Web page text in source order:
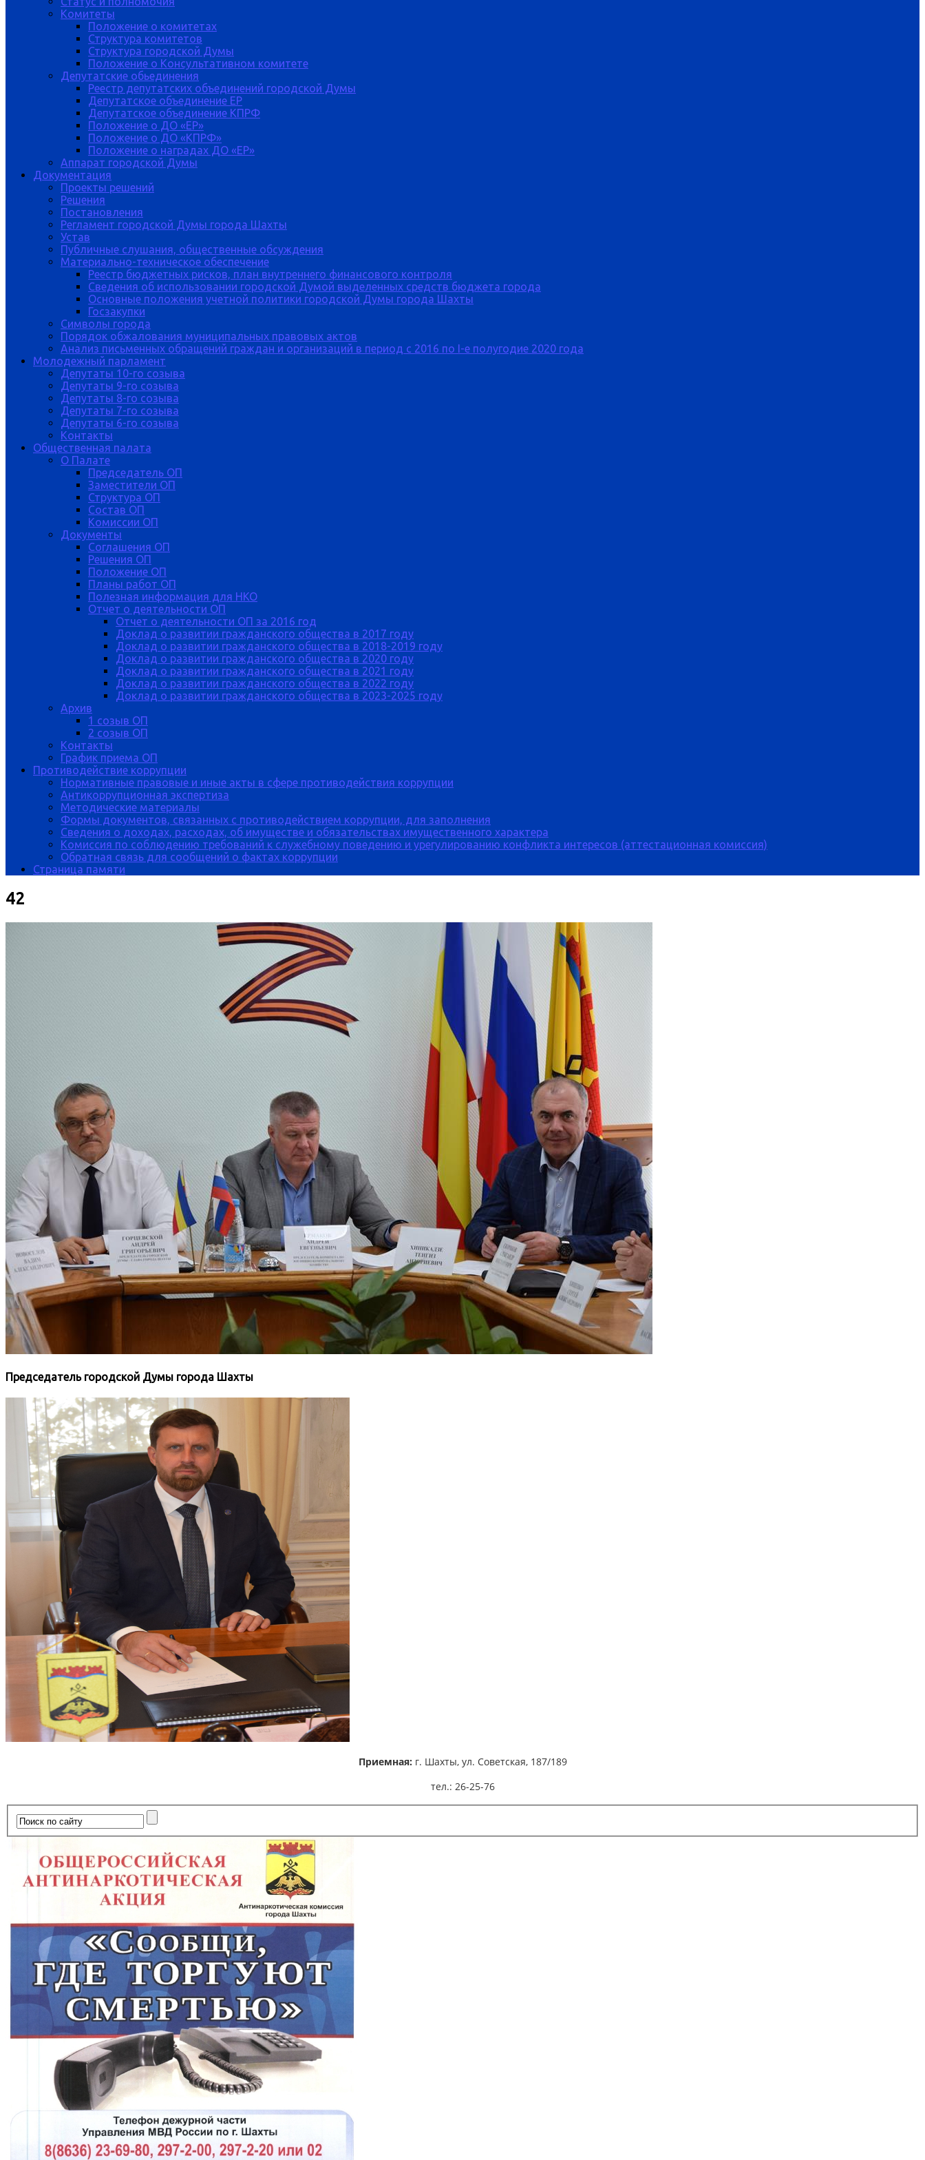
Комитеты
Положение о комитетах
Структура комитетов
Структура городской Думы
Положение о Консультативном комитете
Депутатские обьединения
Реестр депутатских объединений городской Думы
Депутатское объединение ЕР
Депутатское объединение КПРФ
Положение о ДО «ЕР»
Положение о ДО «КПРФ»
Положение о наградах ДО «ЕР»
Аппарат городской Думы
Документация
Проекты решений
Решения
Постановления
Регламент городской Думы города Шахты
Устав
Публичные слушания, общественные обсуждения
Материально-техническое обеспечение
Реестр бюджетных рисков, план внутреннего финансового контроля
Сведения об использовании городской Думой выделенных средств бюджета города
Основные положения учетной политики городской Думы города Шахты
Госзакупки
Символы города
Порядок обжалования муниципальных правовых актов
Анализ письменных обращений граждан и организаций в период с 2016 по I-е полугодие 2020 года
Молодежный парламент
Депутаты 10-го созыва
Депутаты 9-го созыва
Депутаты 8-го созыва
Депутаты 7-го созыва
Депутаты 6-го созыва
Контакты
Общественная палата
О Палате
Председатель ОП
Заместители ОП
Структура ОП
Состав ОП
Комиссии ОП
Документы
Соглашения ОП
Решения ОП
Положение ОП
Планы работ ОП
Полезная информация для НКО
Отчет о деятельности ОП
Отчет о деятельности ОП за 2016 год
Доклад о развитии гражданского общества в 2017 году
Доклад о развитии гражданского общества в 2018-2019 году
Доклад о развитии гражданского общества в 2020 году
Доклад о развитии гражданского общества в 2021 году
Доклад о развитии гражданского общества в 2022 году
Доклад о развитии гражданского общества в 2023-2025 году
Архив
1 созыв ОП
2 созыв ОП
Контакты
График приема ОП
Противодействие коррупции
Нормативные правовые и иные акты в сфере противодействия коррупции
Антикоррупционная экспертиза
Методические материалы
Формы документов, связанных с противодействием коррупции, для заполнения
Сведения о доходах, расходах, об имуществе и обязательствах имущественного характера
Комиссия по соблюдению требований к служебному поведению и урегулированию конфликта интересов (аттестационная комиссия)
Обратная связь для сообщений о фактах коррупции
Страница памяти
42
Председатель городской Думы города Шахты
Приемная: г. Шахты, ул. Советская, 187/189
тел.: 26-25-76